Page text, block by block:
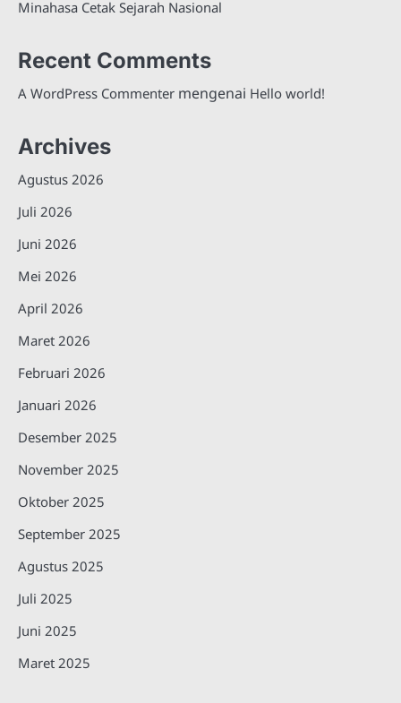
Minahasa Cetak Sejarah Nasional
Recent Comments
A WordPress Commenter mengenai Hello world!
Archives
Agustus 2026
Juli 2026
Juni 2026
Mei 2026
April 2026
Maret 2026
Februari 2026
Januari 2026
Desember 2025
November 2025
Oktober 2025
September 2025
Agustus 2025
Juli 2025
Juni 2025
Maret 2025